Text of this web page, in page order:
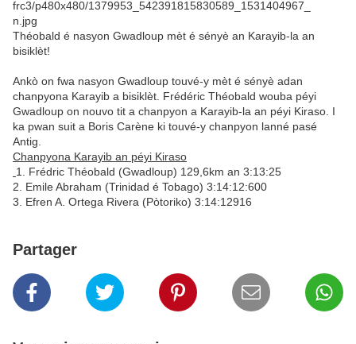
Théobald é nasyon Gwadloup mèt é sényè an Karayib-la an
bisiklèt!
Ankò on fwa nasyon Gwadloup touvé-y mèt é sényè adan
chanpyona Karayib a bisiklèt. Frédéric Théobald wouba péyi
Gwadloup on nouvo tit a chanpyon a Karayib-la an péyi Kiraso. I
ka pwan suit a Boris Carène ki touvé-y chanpyon lanné pasé
Antig.
Chanpyona Karayib an péyi Kiraso
1. Frédric Théobald (Gwadloup) 129,6km an 3:13:25
2. Emile Abraham (Trinidad é Tobago) 3:14:12:600
3. Efren A. Ortega Rivera (Pòtoriko) 3:14:12916
Partager